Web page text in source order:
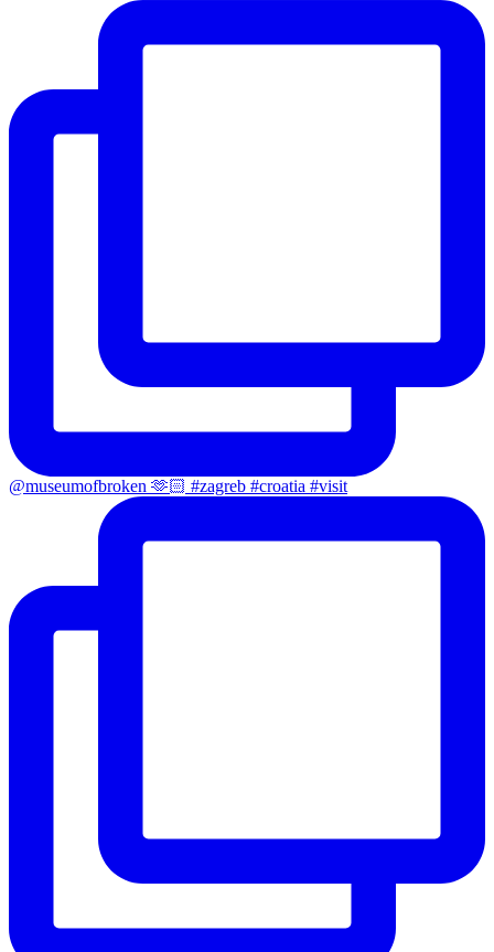
@museumofbroken 🫶🏻 #zagreb #croatia #visit